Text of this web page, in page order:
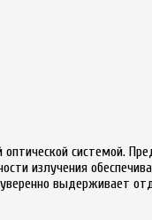
системой.
излучения
выдерживает